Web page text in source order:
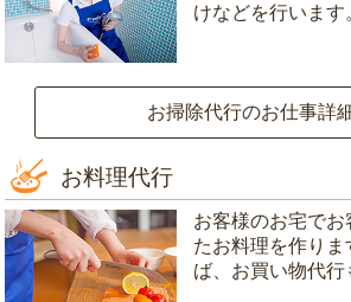
けなどを行います
お掃除代行のお仕事詳
お料理代行
お客様のお宅で
たお料理を作り
ば、お買い物代行